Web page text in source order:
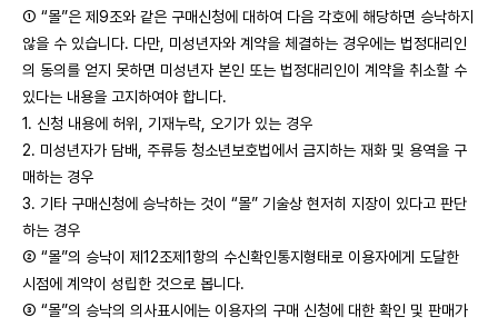
① “몰”은 제9조와 같은 구매신청에 대하여 다음 각호에 해당하면 승낙하지
않을 수 있습니다. 다만, 미성년자와 계약을 체결하는 경우에는 법정대리인
의 동의를 얻지 못하면 미성년자 본인 또는 법정대리인이 계약을 취소할 수
있다는 내용을 고지하여야 합니다.
1. 신청 내용에 허위, 기재누락, 오기가 있는 경우
2. 미성년자가 담배, 주류등 청소년보호법에서 금지하는 재화 및 용역을 구
매하는 경우
3. 기타 구매신청에 승낙하는 것이 “몰” 기술상 현저히 지장이 있다고 판단
하는 경우
② “몰”의 승낙이 제12조제1항의 수신확인통지형태로 이용자에게 도달한
시점에 계약이 성립한 것으로 봅니다.
③ “몰”의 승낙의 의사표시에는 이용자의 구매 신청에 대한 확인 및 판매가